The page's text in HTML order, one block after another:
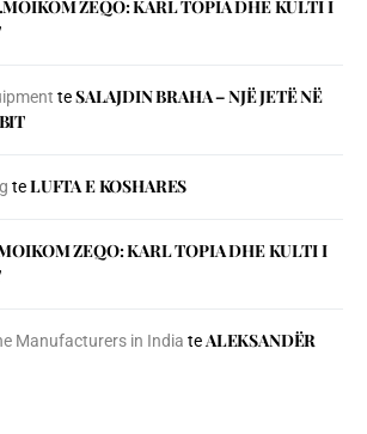
ZEQO: KARL TOPIA DHE KULTI I
teSALAJDIN BRAHA – NJЁ JETЁ NЁ
teLUFTA E KOSHARES
ZEQO: KARL TOPIA DHE KULTI I
Manufacturers in India teALEKSANDËR